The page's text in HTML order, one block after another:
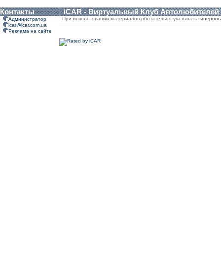
Контакты iCAR - Виртуальный Клуб Автолюбителей
Администратор
icar@icar.com.ua
Реклама на сайте
При использовании материалов обязательно указывать